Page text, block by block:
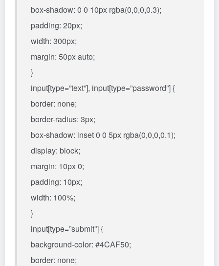
box-shadow: 0 0 10px rgba(0,0,0,0.3);
padding: 20px;
width: 300px;
margin: 50px auto;
}
input[type=”text”], input[type=”password”] {
border: none;
border-radius: 3px;
box-shadow: inset 0 0 5px rgba(0,0,0,0.1);
display: block;
margin: 10px 0;
padding: 10px;
width: 100%;
}
input[type=”submit”] {
background-color: #4CAF50;
border: none;